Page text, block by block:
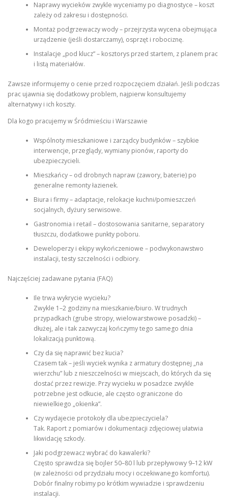
Naprawy wycieków zwykle wyceniamy po diagnostyce – koszt
zależy od zakresu i dostępności.
Montaż podgrzewaczy wody – przejrzysta wycena obejmująca
urządzenie (jeśli dostarczamy), osprzęt i robociznę.
Instalacje „pod klucz” – kosztorys przed startem, z planem prac
i listą materiałów.
Zawsze informujemy o cenie przed rozpoczęciem działań. Jeśli podczas
prac ujawnia się dodatkowy problem, najpierw konsultujemy
alternatywy i ich koszty.
Dla kogo pracujemy w Śródmieściu i Warszawie
Wspólnoty mieszkaniowe i zarządcy budynków – szybkie
interwencje, przeglądy, wymiany pionów, raporty do
ubezpieczycieli.
Mieszkańcy – od drobnych napraw (zawory, baterie) po
generalne remonty łazienek.
Biura i firmy – adaptacje, relokacje kuchni/pomieszczeń
socjalnych, dyżury serwisowe.
Gastronomia i retail – dostosowania sanitarne, separatory
tłuszczu, dodatkowe punkty poboru.
Deweloperzy i ekipy wykończeniowe – podwykonawstwo
instalacji, testy szczelności i odbiory.
Najczęściej zadawane pytania (FAQ)
Ile trwa wykrycie wycieku?
Zwykle 1–2 godziny na mieszkanie/biuro. W trudnych
przypadkach (grube stropy, wielowarstwowe posadzki) –
dłużej, ale i tak zazwyczaj kończymy tego samego dnia
lokalizacją punktową.
Czy da się naprawić bez kucia?
Czasem tak – jeśli wyciek wynika z armatury dostępnej „na
wierzchu” lub z nieszczelności w miejscach, do których da się
dostać przez rewizje. Przy wycieku w posadzce zwykle
potrzebne jest odkucie, ale często ograniczone do
niewielkiego „okienka”.
Czy wydajecie protokoły dla ubezpieczyciela?
Tak. Raport z pomiarów i dokumentacji zdjęciowej ułatwia
likwidację szkody.
Jaki podgrzewacz wybrać do kawalerki?
Często sprawdza się bojler 50–80 l lub przepływowy 9–12 kW
(w zależności od przydziału mocy i oczekiwanego komfortu).
Dobór finalny robimy po krótkim wywiadzie i sprawdzeniu
instalacji.